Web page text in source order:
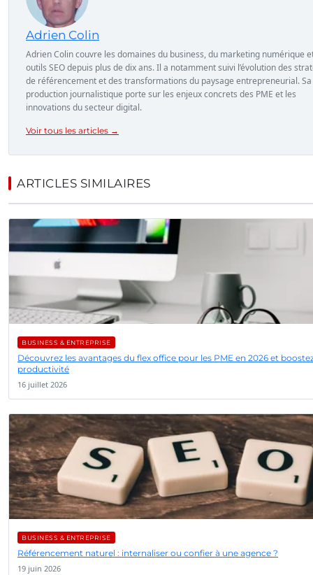
Adrien Colin
Adrien Colin couvre les domaines du business, du marketing numérique
outils SEO depuis plus de dix ans. Il a notamment suivi l’évolution des
de référencement et des transformations du paysage entrepreneurial. Sa
production journalistique porte sur les enjeux concrets des PME et les
innovations du secteur digital.
Voir tous les articles →
ARTICLES SIMILAIRES
BUSINESS & ENTREPRISE
Découvrez les avantages du flex office pour les PME en 2026 et
productivité
16 juillet 2026
BUSINESS & ENTREPRISE
Référencement naturel : internaliser ou confier à une agence ?
19 juin 2026